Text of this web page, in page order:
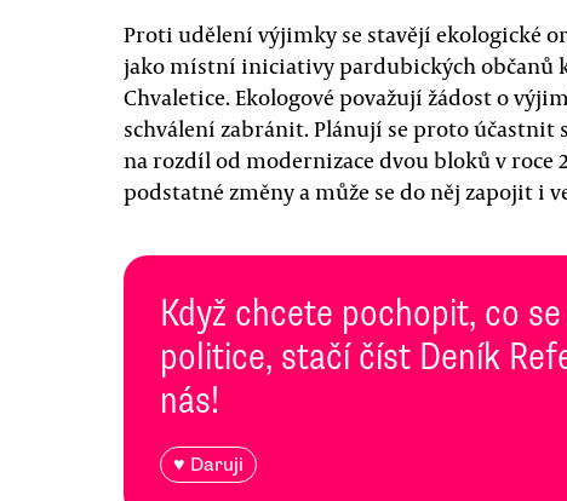
Proti udělení výjimky se stavějí ekologické
jako místní iniciativy pardubických občanů
Chvaletice. Ekologové považují žádost o
schválení zabránit. Plánují se proto
na rozdíl od modernizace dvou bloků v roce
podstatné změny a může se do něj zapojit i
Když chcete pochopit, co
politice, stačí číst Deník
nás!
♥ Daruji